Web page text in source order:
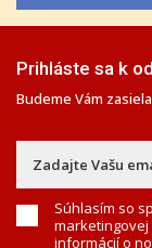
Prihláste sa k
Budeme Vám
Súhlasím so
marketingovej
informácií o